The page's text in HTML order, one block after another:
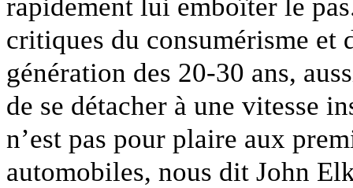
critiques du consumérisme et
génération des 20-30 ans,
de se détacher à une vitesse
n’est pas pour plaire aux
automobiles, nous dit John